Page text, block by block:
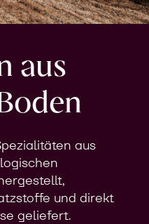
aus
aus
und direkt
geliefert.